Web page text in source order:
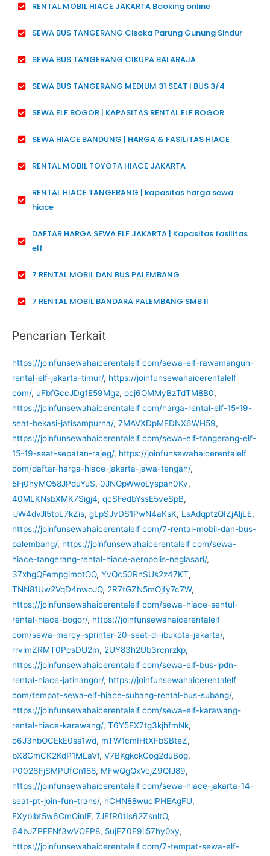
RENTAL MOBIL HIACE JAKARTA Booking online
SEWA BUS TANGERANG Cisoka Parung Gunung Sindur
SEWA BUS TANGERANG CIKUPA BALARAJA
SEWA BUS TANGERANG MEDIUM 31 SEAT | BUS 3/4
SEWA ELF BOGOR | KAPASITAS RENTAL ELF BOGOR
SEWA HIACE BANDUNG | HARGA & FASILITAS HIACE
RENTAL MOBIL TOYOTA HIACE JAKARTA
RENTAL HIACE TANGERANG | kapasitas harga sewa
hiace
DAFTAR HARGA SEWA ELF JAKARTA | Kapasitas fasilitas
elf
7 RENTAL MOBIL DAN BUS PALEMBANG
7 RENTAL MOBIL BANDARA PALEMBANG SMB II
Pencarian Terkait
https://joinfunsewahaicerentalelf com/sewa-elf-rawamangun-
rental-elf-jakarta-timur/, https://joinfunsewahaicerentalelf
com/, uFbfGccJDg1E59Mgz, ocj6OMMyBzTdTM8B0,
https://joinfunsewahaicerentalelf com/harga-rental-elf-15-19-
seat-bekasi-jatisampurna/, 7MAVXDpMEDNX6WH59,
https://joinfunsewahaicerentalelf com/sewa-elf-tangerang-elf-
15-19-seat-sepatan-rajeg/, https://joinfunsewahaicerentalelf
com/daftar-harga-hiace-jakarta-jawa-tengah/,
5Fj0hyMO58JPduYuS, 0JNOpWwoLyspah0Kv,
40MLKNsbXMK7Sigj4, qcSFedbYssE5veSpB,
lJW4dvJl5tpL7kZis, gLpSJvDS1PwN4aKsK, LsAdqptzQIZjAljLE,
https://joinfunsewahaicerentalelf com/7-rental-mobil-dan-bus-
palembang/, https://joinfunsewahaicerentalelf com/sewa-
hiace-tangerang-rental-hiace-aeropolis-neglasari/,
37xhgQFempgimotOQ, YvQc50RnSUs2z47KT,
TNN81Uw2VqD4nwoJQ, 2R7tGZN5mOjfy7c7W,
https://joinfunsewahaicerentalelf com/sewa-hiace-sentul-
rental-hiace-bogor/, https://joinfunsewahaicerentalelf
com/sewa-mercy-sprinter-20-seat-di-ibukota-jakarta/,
rrvlmZRMT0PcsDU2m, 2UY83h2Ub3rcnrzkp,
https://joinfunsewahaicerentalelf com/sewa-elf-bus-ipdn-
rental-hiace-jatinangor/, https://joinfunsewahaicerentalelf
com/tempat-sewa-elf-hiace-subang-rental-bus-subang/,
https://joinfunsewahaicerentalelf com/sewa-elf-karawang-
rental-hiace-karawang/, T6Y5EX7tg3kjhfmNk,
o6J3nbOCEkE0ss1wd, mTW1cmIHtXFbSBteZ,
bX8GmCK2KdP1MLaVf, V7BKgkckCog2duBog,
P0026FjSMPUfCn188, MFwQgQxVcjZ9QIJ89,
https://joinfunsewahaicerentalelf com/sewa-hiace-jakarta-14-
seat-pt-join-fun-trans/, hCHN88wuclPHEAgFU,
FXyblbt5w6CmOinIF, 7JEfR0tIs62ZsnltO,
64bJZPEFNf3wVOEP8, 5ujEZ0E9il57hy0xy,
https://joinfunsewahaicerentalelf com/7-tempat-sewa-elf-